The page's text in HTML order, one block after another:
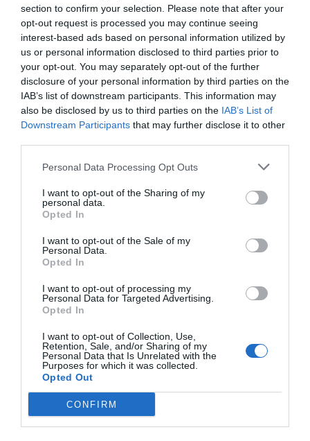
section to confirm your selection. Please note that after your
opt-out request is processed you may continue seeing
interest-based ads based on personal information utilized by
us or personal information disclosed to third parties prior to
your opt-out. You may separately opt-out of the further
disclosure of your personal information by third parties on the
IAB’s list of downstream participants. This information may
also be disclosed by us to third parties on the IAB’s List of
Downstream Participants that may further disclose it to other
Personal Data Processing Opt Outs
I want to opt-out of the Sharing of my
personal data.
Opted In
I want to opt-out of the Sale of my
Personal Data.
Opted In
I want to opt-out of processing my
Personal Data for Targeted Advertising.
Opted In
I want to opt-out of Collection, Use,
Retention, Sale, and/or Sharing of my
Personal Data that Is Unrelated with the
Purposes for which it was collected.
Opted Out
CONFIRM
Soppor Bönor Matyoghurt
Linser
Vardag
Buffé Libanesisk mat
Kokt mat
E-mail Skriv ut
Medel:
158 kcal
Publicerat:
Författare:Henrik
Mattsson
Jag är matskribent samt kock